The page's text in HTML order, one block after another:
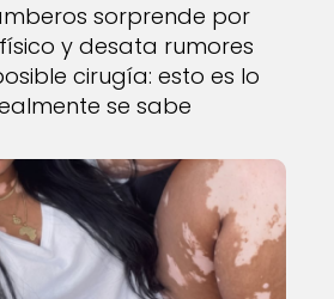
sorprende por
y desata rumores
cirugía: esto es lo
se sabe